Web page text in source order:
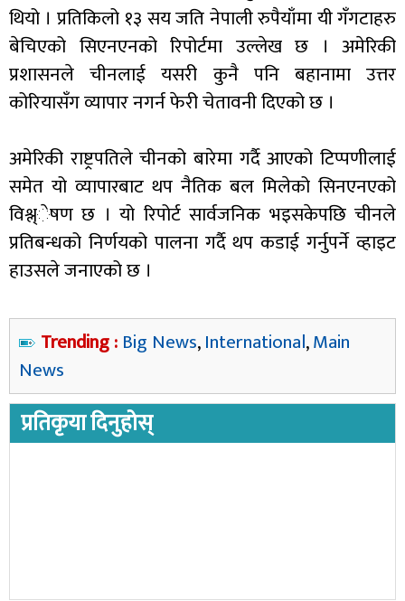
थियो । प्रतिकिलो १३ सय जति नेपाली रुपैयाँमा यी गँगटाहरु
बेचिएको सिएनएनको रिपोर्टमा उल्लेख छ । अमेरिकी
प्रशासनले चीनलाई यसरी कुनै पनि बहानामा उत्तर
कोरियासँग व्यापार नगर्न फेरी चेतावनी दिएको छ ।
अमेरिकी राष्ट्रपतिले चीनको बारेमा गर्दै आएको टिप्पणीलाई
समेत यो व्यापारबाट थप नैतिक बल मिलेको सिनएनएको
विश्ल्ेषण छ । यो रिपोर्ट सार्वजनिक भइसकेपछि चीनले
प्रतिबन्धको निर्णयको पालना गर्दै थप कडाई गर्नुपर्ने व्हाइट
हाउसले जनाएको छ ।
Trending : Big News,International,Main
News
प्रतिकृया दिनुहोस्